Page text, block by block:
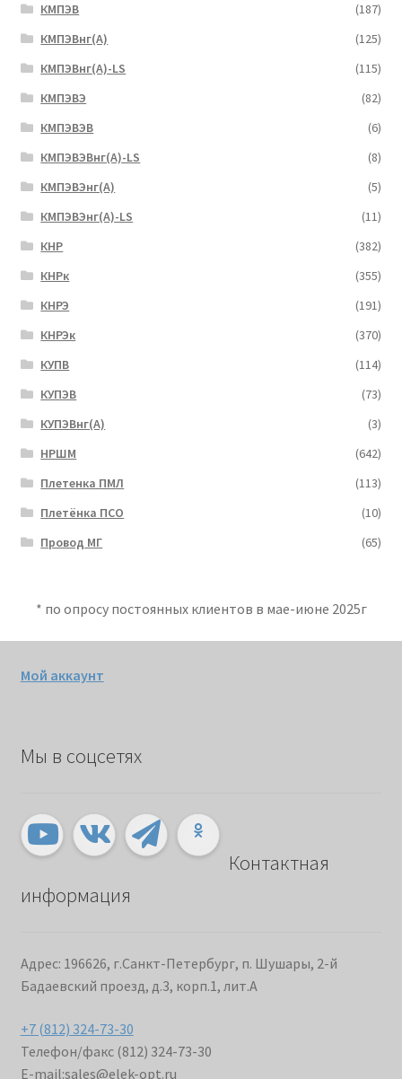
КМПЭВ
(187)
КМПЭВнг(А)
(125)
КМПЭВнг(А)-LS
(115)
КМПЭВЭ
(82)
КМПЭВЭВ
(6)
КМПЭВЭВнг(А)-LS
(8)
КМПЭВЭнг(А)
(5)
КМПЭВЭнг(А)-LS
(11)
КНР
(382)
КНРк
(355)
КНРЭ
(191)
КНРЭк
(370)
КУПВ
(114)
КУПЭВ
(73)
КУПЭВнг(А)
(3)
НРШМ
(642)
Плетенка ПМЛ
(113)
Плетёнка ПСО
(10)
Провод МГ
(65)
* по опросу постоянных клиентов в мае-июне 2025г
Мой аккаунт
Мы в соцсетях
Контактная
информация
Адрес: 196626, г.Санкт-Петербург, п. Шушары, 2-й
Бадаевский проезд, д.3, корп.1, лит.А
+7 (812) 324-73-30
Телефон/факс (812) 324-73-30
E-mail:sales@elek-opt.ru